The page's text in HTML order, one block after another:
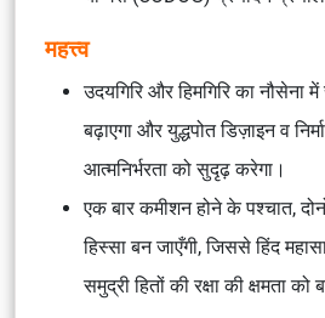
महत्त्व
उदयगिरि और हिमगिरि का नौसेना
बढ़ाएगा और युद्धपोत डिज़ाइन व
आत्मनिर्भरता को सुदृढ़ करेगा।
एक बार कमीशन होने के पश्चात,
हिस्सा बन जाएँगी, जिससे हिंद
समुद्री हितों की रक्षा की क्षमता को